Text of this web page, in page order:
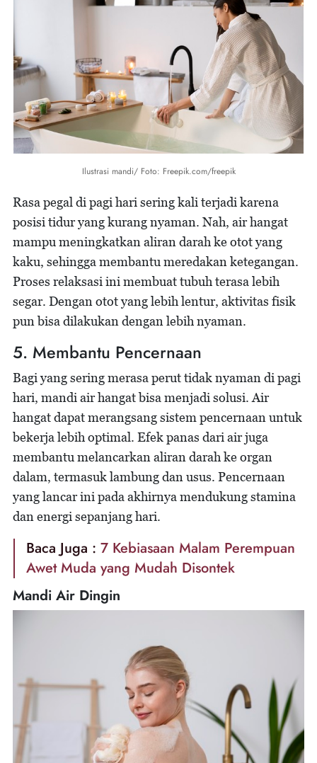
Ilustrasi mandi/ Foto: Freepik.com/freepik
Rasa pegal di pagi hari sering kali terjadi karena
posisi tidur yang kurang nyaman. Nah, air hangat
mampu meningkatkan aliran darah ke otot yang
kaku, sehingga membantu meredakan ketegangan.
Proses relaksasi ini membuat tubuh terasa lebih
segar. Dengan otot yang lebih lentur, aktivitas fisik
pun bisa dilakukan dengan lebih nyaman.
5. Membantu Pencernaan
Bagi yang sering merasa perut tidak nyaman di pagi
hari, mandi air hangat bisa menjadi solusi. Air
hangat dapat merangsang sistem pencernaan untuk
bekerja lebih optimal. Efek panas dari air juga
membantu melancarkan aliran darah ke organ
dalam, termasuk lambung dan usus. Pencernaan
yang lancar ini pada akhirnya mendukung stamina
dan energi sepanjang hari.
Baca Juga : 7 Kebiasaan Malam Perempuan
Awet Muda yang Mudah Disontek
Mandi Air Dingin